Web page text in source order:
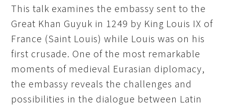
This talk examines the embassy sent to the
Great Khan Guyuk in 1249 by King Louis IX of
France (Saint Louis) while Louis was on his
first crusade. One of the most remarkable
moments of medieval Eurasian diplomacy,
the embassy reveals the challenges and
possibilities in the dialogue between Latin